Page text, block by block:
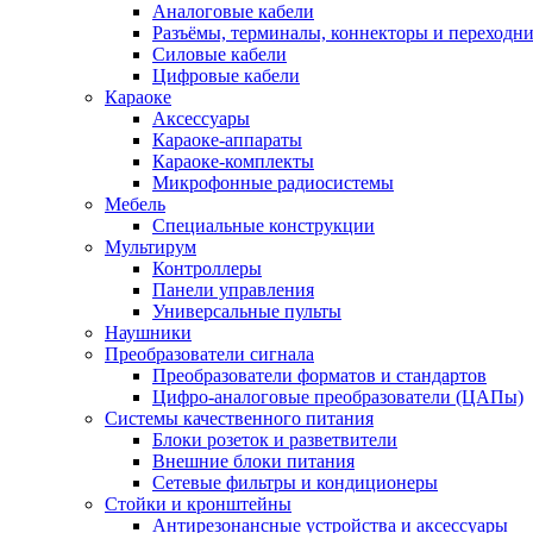
Аналоговые кабели
Разъёмы, терминалы, коннекторы и
Силовые кабели
Цифровые кабели
Караоке
Аксессуары
Караоке-аппараты
Караоке-комплекты
Микрофонные радиосистемы
Мебель
Специальные конструкции
Мультирум
Контроллеры
Панели управления
Универсальные пульты
Наушники
Преобразователи сигнала
Преобразователи форматов и стандартов
Цифро-аналоговые преобразователи (ЦАПы)
Системы качественного питания
Блоки розеток и разветвители
Внешние блоки питания
Сетевые фильтры и кондиционеры
Стойки и кронштейны
Антирезонансные устройства и аксессуары